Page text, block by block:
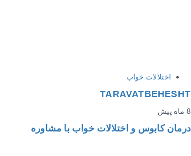
اختلالات خواب
TARAVATBEHESHT
8 ماه پیش
درمان کابوس و اختلالات خواب با مشاوره